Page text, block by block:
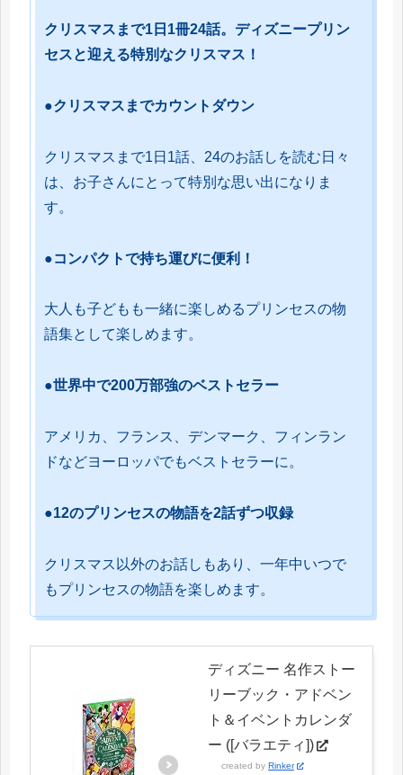
クリスマスまで1日1冊24話。ディズニープリン
セスと迎える特別なクリスマス！
●クリスマスまでカウントダウン
クリスマスまで1日1話、24のお話しを読む日々
は、お子さんにとって特別な思い出になりま
す。
●コンパクトで持ち運びに便利！
大人も子どもも一緒に楽しめるプリンセスの物
語集として楽しめます。
●世界中で200万部強のベストセラー
アメリカ、フランス、デンマーク、フィンラン
ドなどヨーロッパでもベストセラーに。
●12のプリンセスの物語を2話ずつ収録
クリスマス以外のお話しもあり、一年中いつで
もプリンセスの物語を楽しめます。
ディズニー 名作ストー
リーブック・アドベン
ト＆イベントカレンダ
ー ([バラエティ])
created by Rinker